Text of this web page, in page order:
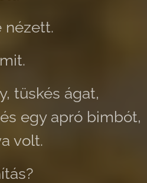
nézett.
tüskés ágat,
egy apró bimbót,
volt.